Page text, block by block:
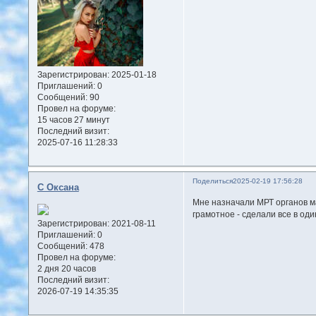
Зарегистрирован: 2025-01-18
Приглашений:0
Сообщений:90
Провел на форуме:
15 часов 27 минут
Последний визит:
2025-07-16 11:28:33
Поделиться2025-02-19 17:56:28
С Оксана
Зарегистрирован: 2021-08-11
Приглашений:0
Сообщений:478
Провел на форуме:
2 дня 20 часов
Последний визит:
2026-07-19 14:35:35
Мне назначали МРТ органов
грамотное - сделали все в